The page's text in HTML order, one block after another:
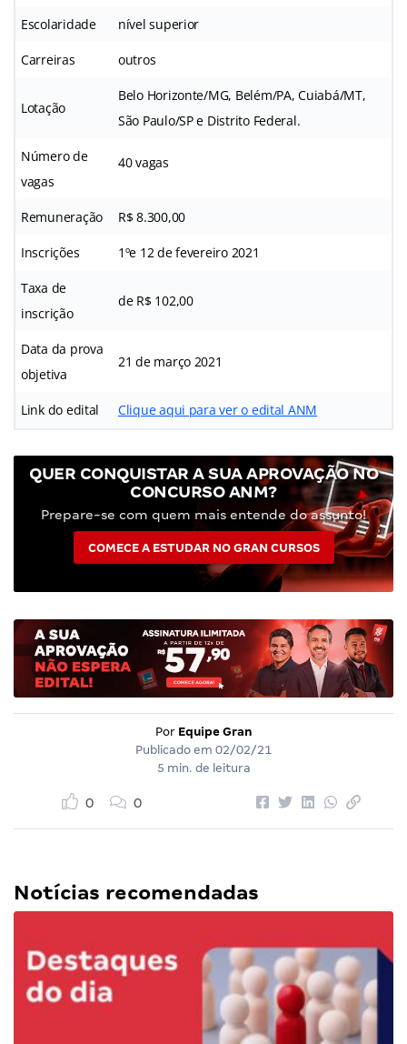
Escolaridade nível superior
Carreiras outros
Lotação
Belo Horizonte/MG, Belém/PA, Cuiabá/MT,
São Paulo/SP e Distrito Federal.
Número de
vagas
40 vagas
Remuneração R$ 8.300,00
Inscrições 1ºe 12 de fevereiro 2021
Taxa de
inscrição
de R$ 102,00
Data da prova
objetiva
21 de março 2021
Link do edital Clique aqui para ver o edital ANM
QUER CONQUISTAR A SUA APROVAÇÃO NO
CONCURSO ANM?
Prepare-se com quem mais entende do assunto!
COMECE A ESTUDAR NO GRAN CURSOS
Por Equipe Gran
Publicado em 02/02/21
5 min. de leitura
0 0
Notícias recomendadas